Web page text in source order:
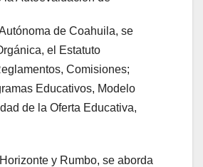
de Coahuila, se
el Estatuto
Comisiones;
Educativos, Modelo
de la Oferta Educativa,
y Rumbo, se aborda